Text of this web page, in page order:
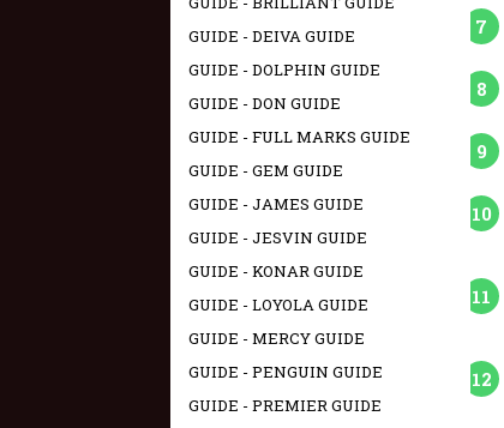
GUIDE - DEIVA GUIDE
GUIDE - DOLPHIN GUIDE
GUIDE - DON GUIDE
GUIDE - FULL MARKS GUIDE
GUIDE - GEM GUIDE
GUIDE - JAMES GUIDE
GUIDE - JESVIN GUIDE
GUIDE - KONAR GUIDE
GUIDE - LOYOLA GUIDE
GUIDE - MERCY GUIDE
GUIDE - PENGUIN GUIDE
GUIDE - PREMIER GUIDE